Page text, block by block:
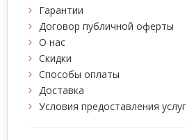
Гарантии
Договор публичной оферты
О нас
Скидки
Способы оплаты
Доставка
Условия предоставления услуг